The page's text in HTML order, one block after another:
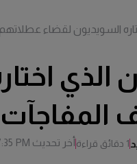
1 دقائق قراءة أخر تحديث PM
الذي
المفاجآت
السويديون لقضاء